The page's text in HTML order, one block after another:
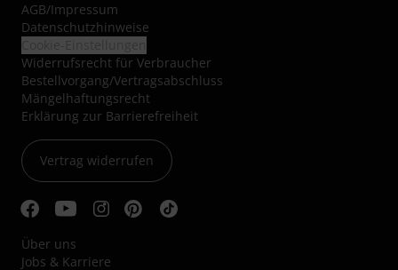
AGB/Impressum
Datenschutzhinweise
Widerrufsrecht für Verbraucher
Bestellvorgang/Vertragsabschluss
Mängelhaftungsrecht
Erklärung zur Barrierefreiheit
Vertrag widerrufen
Über uns
Jobs & Karriere